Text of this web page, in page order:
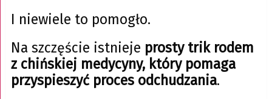
I niewiele to pomogło.
Na szczęście istnieje prosty trik rodem
z chińskiej medycyny, który pomaga
przyspieszyć proces odchudzania.